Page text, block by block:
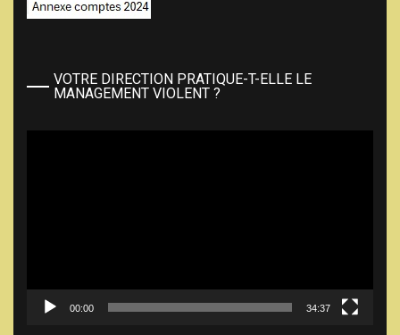
VOTRE DIRECTION PRATIQUE-T-ELLE LE
MANAGEMENT VIOLENT ?
00:00 34:37